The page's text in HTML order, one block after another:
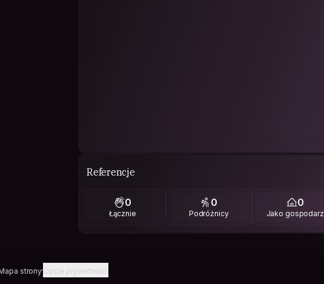
Referencje
0
Łącznie
0
Podróżnicy
0
Jako gospodarz
stronyOpcje prywatności